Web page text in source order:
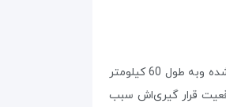
آنتالیا از استان‌های قدیمی در جنوب غربی ترکیه است که مدتی طولانی قلمرو یونانیان و رومیان بوده است، استان آنتالیا از غرب از طریق شهر کمر آغاز شده وبه طول 60 کیلومتر
قرار گیری‌اش سبب